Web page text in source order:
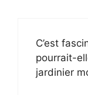
C’est
pourrait-
jardinier